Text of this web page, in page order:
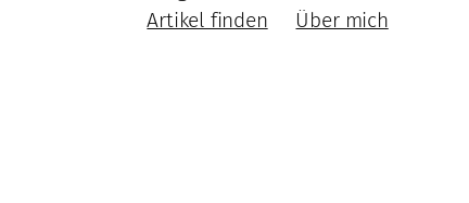
Artikel finden
Über mich